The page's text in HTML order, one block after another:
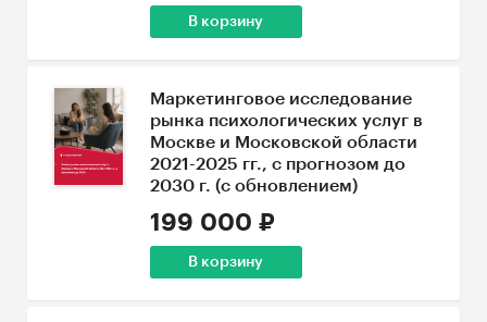
В корзину
Маркетинговое исследование
рынка психологических услуг в
Москве и Московской области
2021-2025 гг., с прогнозом до
2030 г. (с обновлением)
199 000 ₽
В корзину